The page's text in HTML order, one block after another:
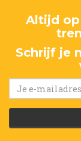
Altijd
Schrijf je